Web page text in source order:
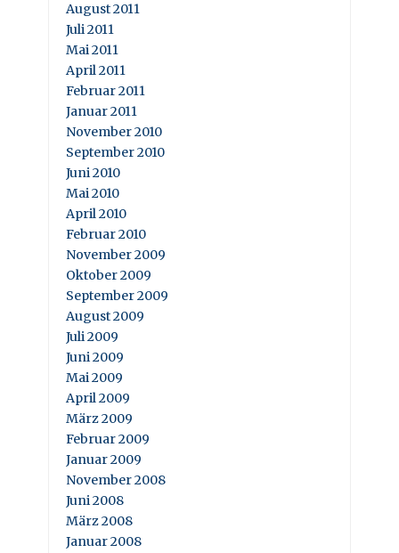
August 2011
Juli 2011
Mai 2011
April 2011
Februar 2011
Januar 2011
November 2010
September 2010
Juni 2010
Mai 2010
April 2010
Februar 2010
November 2009
Oktober 2009
September 2009
August 2009
Juli 2009
Juni 2009
Mai 2009
April 2009
März 2009
Februar 2009
Januar 2009
November 2008
Juni 2008
März 2008
Januar 2008